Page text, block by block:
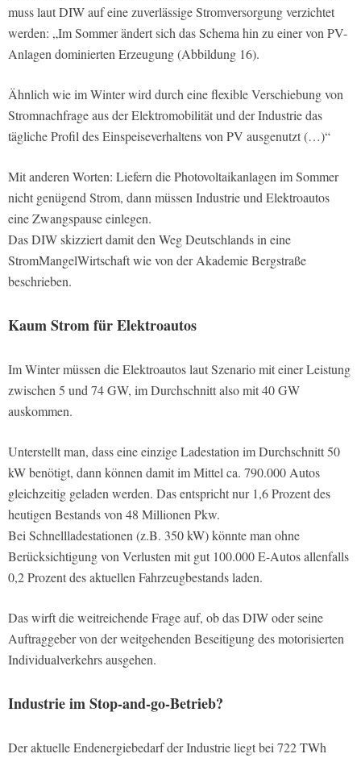
muss laut DIW auf eine zuverlässige Stromversorgung verzichtet
werden: „Im Sommer ändert sich das Schema hin zu einer von PV-
Anlagen dominierten Erzeugung (Abbildung 16).
Ähnlich wie im Winter wird durch eine flexible Verschiebung von
Stromnachfrage aus der Elektromobilität und der Industrie das
tägliche Profil des Einspeiseverhaltens von PV ausgenutzt (…)“
Mit anderen Worten: Liefern die Photovoltaikanlagen im Sommer
nicht genügend Strom, dann müssen Industrie und Elektroautos
eine Zwangspause einlegen.
Das DIW skizziert damit den Weg Deutschlands in eine
StromMangelWirtschaft wie von der Akademie Bergstraße
beschrieben.
Kaum Strom für Elektroautos
Im Winter müssen die Elektroautos laut Szenario mit einer Leistung
zwischen 5 und 74 GW, im Durchschnitt also mit 40 GW
auskommen.
Unterstellt man, dass eine einzige Ladestation im Durchschnitt 50
kW benötigt, dann können damit im Mittel ca. 790.000 Autos
gleichzeitig geladen werden. Das entspricht nur 1,6 Prozent des
heutigen Bestands von 48 Millionen Pkw.
Bei Schnellladestationen (z.B. 350 kW) könnte man ohne
Berücksichtigung von Verlusten mit gut 100.000 E-Autos allenfalls
0,2 Prozent des aktuellen Fahrzeugbestands laden.
Das wirft die weitreichende Frage auf, ob das DIW oder seine
Auftraggeber von der weitgehenden Beseitigung des motorisierten
Individualverkehrs ausgehen.
Industrie im Stop-and-go-Betrieb?
Der aktuelle Endenergiebedarf der Industrie liegt bei 722 TWh